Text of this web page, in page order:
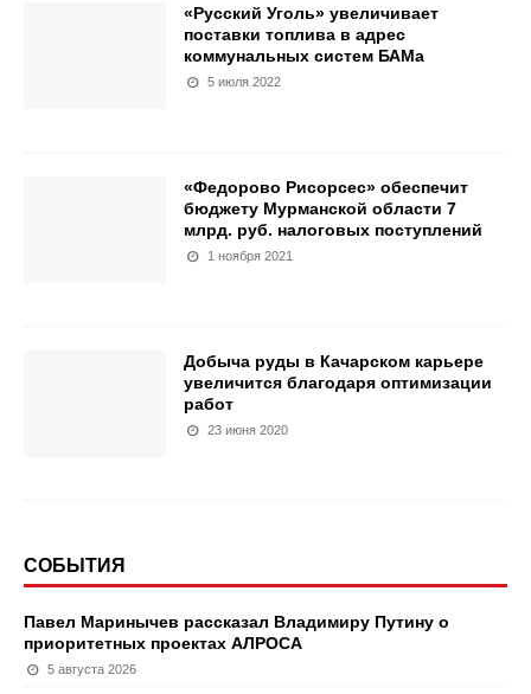
«Русский Уголь» увеличивает
поставки топлива в адрес
коммунальных систем БАМа
5 июля 2022
«Федорово Рисорсеc» обеспечит
бюджету Мурманской области 7
млрд. руб. налоговых поступлений
1 ноября 2021
Добыча руды в Качарском карьере
увеличится благодаря оптимизации
работ
23 июня 2020
СОБЫТИЯ
Павел Маринычев рассказал Владимиру Путину о
приоритетных проектах АЛРОСА
5 августа 2026